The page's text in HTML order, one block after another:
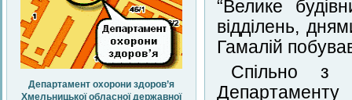
Департамент охорони здоров’я
Хмельницької обласної державної
“Велике
відділень,
Гамалій
Спільно з